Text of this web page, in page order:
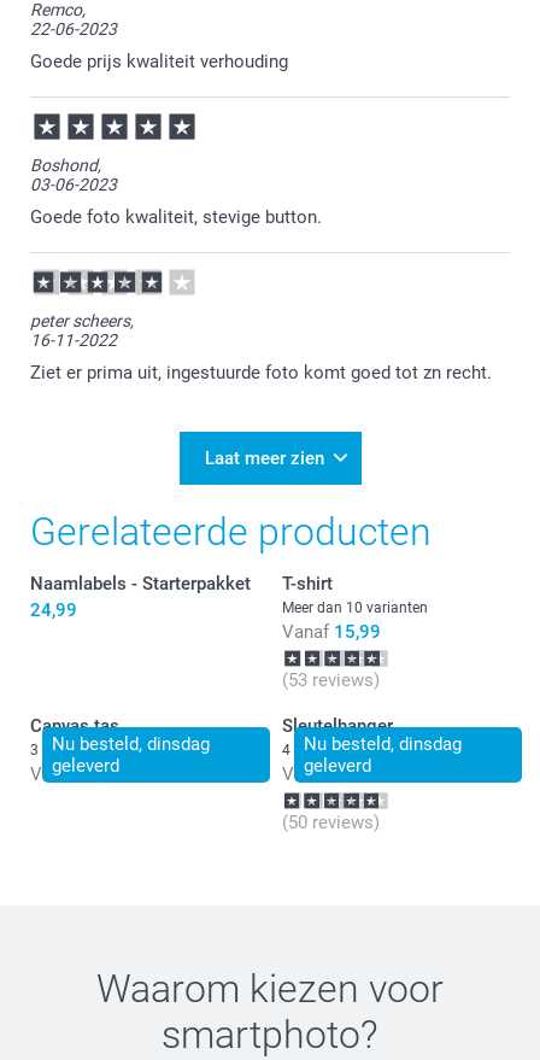
dat één button stuk geleverd werd, waarvoor onze
excuses. Ik zie dat je ook al een review achter had
gelaten via de mail. Mijn collega heeft hier een
reactie op gegeven, echter hebben wij daar helaas
nog geen reactie op terug ontvangen. Wellicht is het
aan je aandacht ontsnapt. Graag zien wij alsnog je
reactie tegemoet, zodat wij mee kunnen kijken naar
een passende oplossing!
Remco,
22-06-2023
Goede prijs kwaliteit verhouding
Boshond,
03-06-2023
Goede foto kwaliteit, stevige button.
peter scheers,
16-11-2022
Ziet er prima uit, ingestuurde foto komt goed tot zn recht.
Laat meer zien
Gerelateerde producten
Naamlabels - Starterpakket
24,99
T-shirt
Meer dan 10 varianten
Vanaf 15,99
(53 reviews)
Nu besteld, dinsdag
geleverd
Canvas tas
3 varianten
Vanaf 15,99
Nu besteld, dinsdag
geleverd
Sleutelhanger
4 varianten
Vanaf 9,99
(50 reviews)
Waarom kiezen voor
smartphoto?